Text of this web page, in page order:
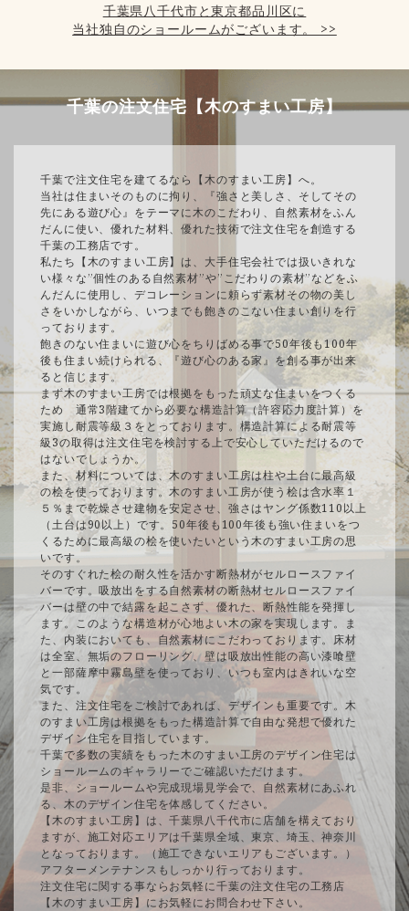
千葉県八千代市と東京都品川区に
当社独自のショールームがございます。 >>
千葉の注文住宅【木のすまい工房】
千葉で注文住宅を建てるなら【木のすまい工房】へ。
当社は住まいそのものに拘り、『強さと美しさ、そしてその
先にある遊び心』をテーマに木のこだわり、自然素材をふん
だんに使い、優れた材料、優れた技術で注文住宅を創造する
千葉の工務店です。
私たち【木のすまい工房】は、大手住宅会社では扱いきれな
い様々な”個性のある自然素材”や”こだわりの素材”などをふ
んだんに使用し、デコレーションに頼らず素材その物の美し
さをいかしながら、いつまでも飽きのこない住まい創りを行
っております。
飽きのない住まいに遊び心をちりばめる事で50年後も100年
後も住まい続けられる、『遊び心のある家』を創る事が出来
ると信じます。
まず木のすまい工房では根拠をもった頑丈な住まいをつくる
ため 通常3階建てから必要な構造計算（許容応力度計算）を
実施し耐震等級３をとっております。構造計算による耐震等
級3の取得は注文住宅を検討する上で安心していただけるので
はないでしょうか。
また、材料については、木のすまい工房は柱や土台に最高級
の桧を使っております。木のすまい工房が使う桧は含水率１
５％まで乾燥させ建物を安定させ、強さはヤング係数110以上
（土台は90以上）です。50年後も100年後も強い住まいをつ
くるために最高級の桧を使いたいという木のすまい工房の思
いです。
そのすぐれた桧の耐久性を活かす断熱材がセルロースファイ
バーです。吸放出をする自然素材の断熱材セルロースファイ
バーは壁の中で結露を起こさず、優れた、断熱性能を発揮し
ます。このような構造材が心地よい木の家を実現します。ま
た、内装においても、自然素材にこだわっております。床材
は全室、無垢のフローリング、壁は吸放出性能の高い漆喰壁
と一部薩摩中霧島壁を使っており、いつも室内はきれいな空
気です。
また、注文住宅をご検討であれば、デザインも重要です。木
のすまい工房は根拠をもった構造計算で自由な発想で優れた
デザイン住宅を目指しています。
千葉で多数の実績をもった木のすまい工房のデザイン住宅は
ショールームのギャラリーでご確認いただけます。
是非、ショールームや完成現場見学会で、自然素材にあふれ
る、木のデザイン住宅を体感してください。
【木のすまい工房】は、千葉県八千代市に店舗を構えており
ますが、施工対応エリアは千葉県全域、東京、埼玉、神奈川
となっております。（施工できないエリアもございます。）
アフターメンテナンスもしっかり行っております。
注文住宅に関する事ならお気軽に千葉の注文住宅の工務店
【木のすまい工房】にお気軽にお問合わせ下さい。